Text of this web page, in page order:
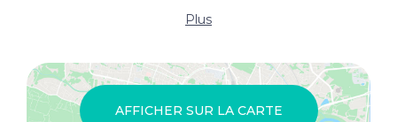
Plus
AFFICHER SUR LA CARTE